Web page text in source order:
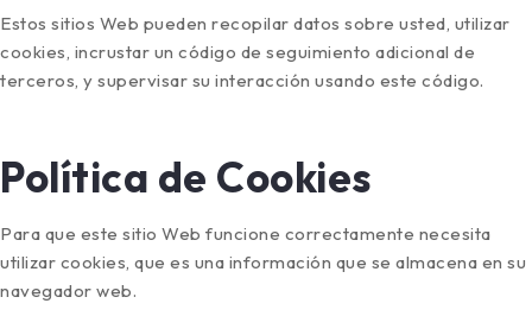
Estos sitios Web pueden recopilar datos sobre usted, utilizar
cookies, incrustar un código de seguimiento adicional de
terceros, y supervisar su interacción usando este código.
Política de Cookies
Para que este sitio Web funcione correctamente necesita
utilizar cookies, que es una información que se almacena en su
navegador web.